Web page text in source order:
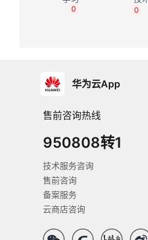
0
0
华为云App
售前咨询热线
950808转1
技术服务咨询
售前咨询
备案服务
云商店咨询